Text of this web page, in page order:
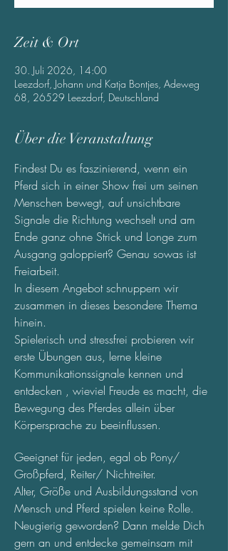
Zeit & Ort
30. Juli 2026, 14:00
Leezdorf, Johann und Katja Bontjes, Adeweg
68, 26529 Leezdorf, Deutschland
Über die Veranstaltung
Findest Du es faszinierend, wenn ein
Pferd sich in einer Show frei um seinen
Menschen bewegt, auf unsichtbare
Signale die Richtung wechselt und am
Ende ganz ohne Strick und Longe zum
Ausgang galoppiert? Genau sowas ist
Freiarbeit.
In diesem Angebot schnuppern wir
zusammen in dieses besondere Thema
hinein.
Spielerisch und stressfrei probieren wir
erste Übungen aus, lerne kleine
Kommunikationssignale kennen und
entdecken , wieviel Freude es macht, die
Bewegung des Pferdes allein über
Körpersprache zu beeinflussen.
Geeignet für jeden, egal ob Pony/
Großpferd, Reiter/ Nichtreiter.
Alter, Größe und Ausbildungsstand von
Mensch und Pferd spielen keine Rolle.
Neugierig geworden? Dann melde Dich
gern an und entdecke gemeinsam mit